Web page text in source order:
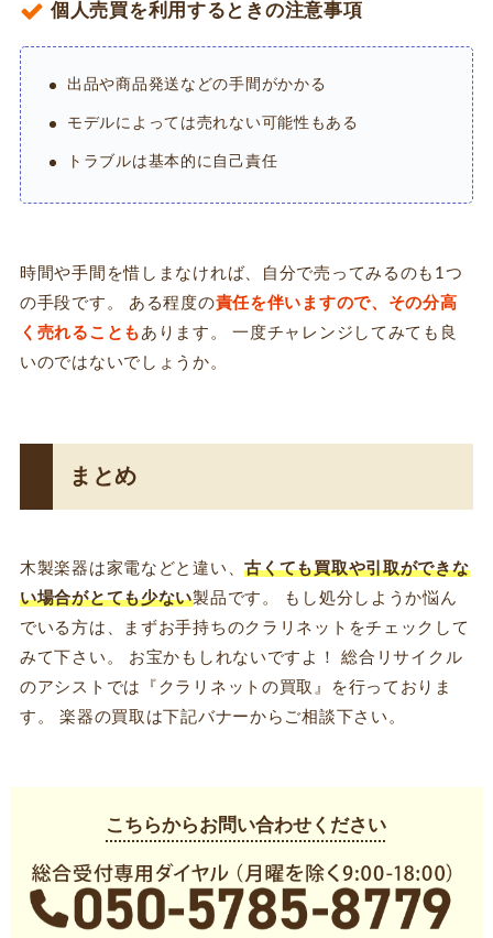
個人売買を利用するときの注意事項
出品や商品発送などの手間がかかる
モデルによっては売れない可能性もある
トラブルは基本的に自己責任
時間や手間を惜しまなければ、自分で売ってみるのも1つ
の手段です。 ある程度の責任を伴いますので、その分高
く売れることも あります。 一度チャレンジしてみても良
いのではないでしょうか。
まとめ
木製楽器は家電などと違い、古くても買取や引取ができな
い場合がとても少ない製品です。 もし処分しようか悩ん
でいる方は、まずお手持ちのクラリネットをチェックして
みて下さい。 お宝かもしれないですよ！ 総合リサイクル
のアシストでは『クラリネットの買取』を行っておりま
す。 楽器の買取は下記バナーからご相談下さい。
こちらからお問い合わせください